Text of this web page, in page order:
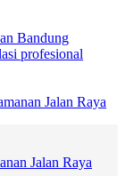
Bandung
profesional
Jalan Raya